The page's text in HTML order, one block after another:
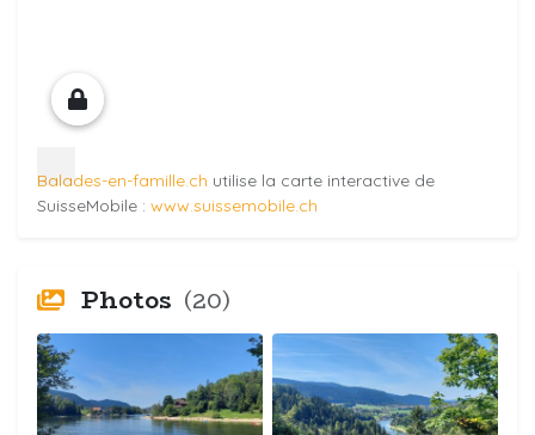
Balades-en-famille.ch utilise la carte interactive de
SuisseMobile : www.suissemobile.ch
Photos (20)